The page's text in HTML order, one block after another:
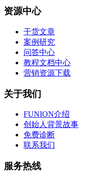
资源中心
干货文章
案例研究
问答中心
教程文档中心
营销资源下载
关于我们
FUNION介绍
创始人背景故事
免费诊断
联系我们
服务热线